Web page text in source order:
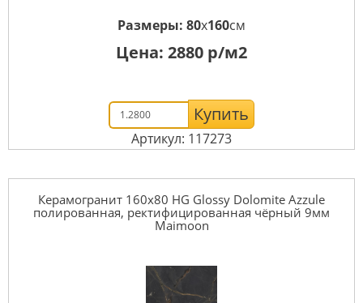
Размеры: 80x160см
Цена: 2880 р/м2
Купить
Артикул: 117273
Керамогранит 160x80 HG Glossy Dolomite Azzule
полированная, ректифицированная чёрный 9мм
Maimoon